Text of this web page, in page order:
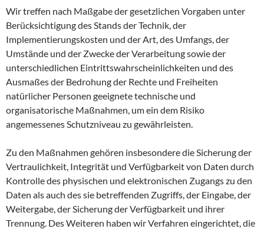
Wir treffen nach Maßgabe der gesetzlichen Vorgaben unter
Berücksichtigung des Stands der Technik, der
Implementierungskosten und der Art, des Umfangs, der
Umstände und der Zwecke der Verarbeitung sowie der
unterschiedlichen Eintrittswahrscheinlichkeiten und des
Ausmaßes der Bedrohung der Rechte und Freiheiten
natürlicher Personen geeignete technische und
organisatorische Maßnahmen, um ein dem Risiko
angemessenes Schutzniveau zu gewährleisten.
Zu den Maßnahmen gehören insbesondere die Sicherung der
Vertraulichkeit, Integrität und Verfügbarkeit von Daten durch
Kontrolle des physischen und elektronischen Zugangs zu den
Daten als auch des sie betreffenden Zugriffs, der Eingabe, der
Weitergabe, der Sicherung der Verfügbarkeit und ihrer
Trennung. Des Weiteren haben wir Verfahren eingerichtet, die